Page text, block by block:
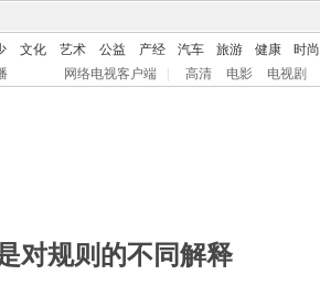
文化 艺术 公益 产经 汽车 旅游 健康 时尚
网络电视客户端 高清 电影 电视剧
对规则的不同解释